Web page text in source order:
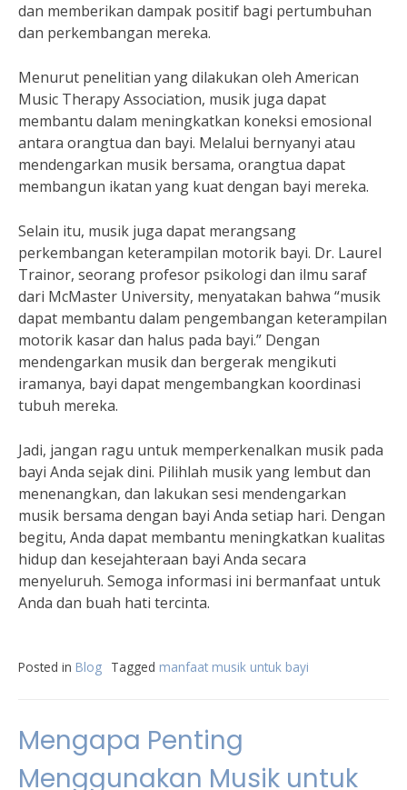
dan memberikan dampak positif bagi pertumbuhan
dan perkembangan mereka.
Menurut penelitian yang dilakukan oleh American
Music Therapy Association, musik juga dapat
membantu dalam meningkatkan koneksi emosional
antara orangtua dan bayi. Melalui bernyanyi atau
mendengarkan musik bersama, orangtua dapat
membangun ikatan yang kuat dengan bayi mereka.
Selain itu, musik juga dapat merangsang
perkembangan keterampilan motorik bayi. Dr. Laurel
Trainor, seorang profesor psikologi dan ilmu saraf
dari McMaster University, menyatakan bahwa “musik
dapat membantu dalam pengembangan keterampilan
motorik kasar dan halus pada bayi.” Dengan
mendengarkan musik dan bergerak mengikuti
iramanya, bayi dapat mengembangkan koordinasi
tubuh mereka.
Jadi, jangan ragu untuk memperkenalkan musik pada
bayi Anda sejak dini. Pilihlah musik yang lembut dan
menenangkan, dan lakukan sesi mendengarkan
musik bersama dengan bayi Anda setiap hari. Dengan
begitu, Anda dapat membantu meningkatkan kualitas
hidup dan kesejahteraan bayi Anda secara
menyeluruh. Semoga informasi ini bermanfaat untuk
Anda dan buah hati tercinta.
Posted in Blog Tagged manfaat musik untuk bayi
Mengapa Penting
Menggunakan Musik untuk